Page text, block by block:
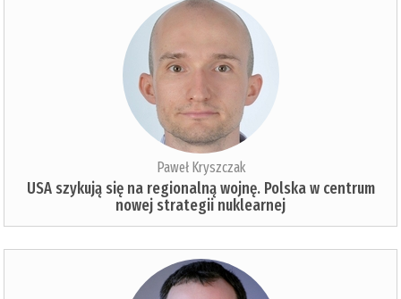
Paweł Kryszczak
USA szykują się na regionalną wojnę. Polska w centrum
nowej strategii nuklearnej